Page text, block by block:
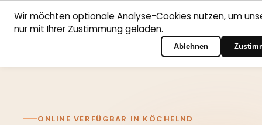
StartseiteFachbereichePsychologen
Deutsch Zum Portal-Login
ONLINE VERFÜGBAR IN KÖCHELND
Wir möchten optionale Analyse-Cookies nutzen, um
nur mit Ihrer Zustimmung geladen.
Ablehnen